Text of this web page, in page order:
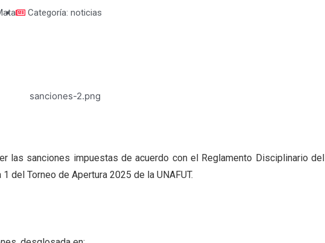
Categoría: noticias
las sanciones impuestas de acuerdo con el Reglamento Disciplinario del
del Torneo de Apertura 2025 de la UNAFUT.